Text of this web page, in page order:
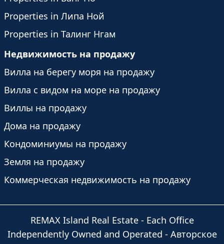
Properties in Липа Ной
Properties in Талинг Нгам
Недвижимость на продажу
Вилла на берегу моря на продажу
Вилла с видом на море на продажу
Виллы на продажу
Дома на продажу
Кондоминиумы на продажу
Земля на продажу
Коммерческая недвижимость на продажу
REMAX Island Real Estate- Each Office
Independently Owned and Operated - Авторское